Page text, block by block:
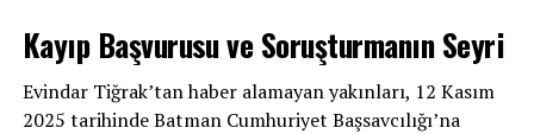
Kayıp Başvurusu ve Soruşturmanın Seyri
Evindar Tiğrak’tan haber alamayan yakınları, 12 Kasım
2025 tarihinde Batman Cumhuriyet Başsavcılığı’na